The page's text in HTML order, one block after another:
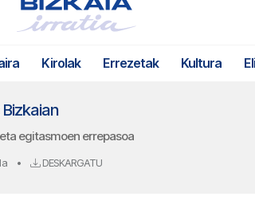
Kirolak Errezetak Kultura
egitasmoen errepasoa
• DESKARGATU